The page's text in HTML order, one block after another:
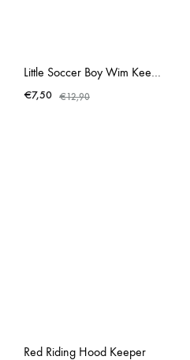
Little Soccer Boy Wim Keeper
€7,50 €12,90
Red Riding Hood Keeper